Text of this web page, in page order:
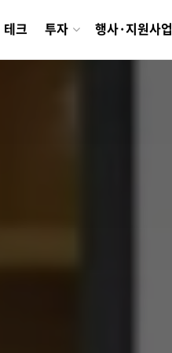
테크 투자 행사·지원사업